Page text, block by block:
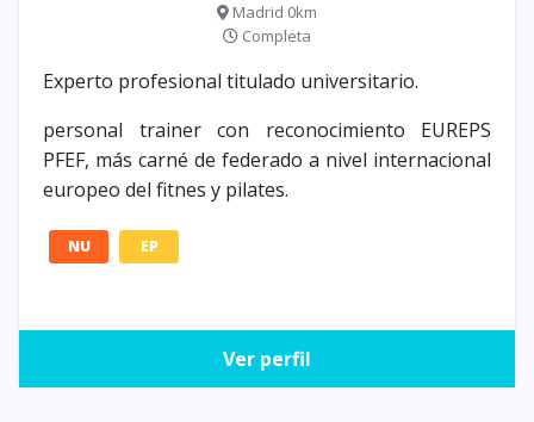
Madrid 0km
Completa
Experto profesional titulado universitario.
personal trainer con reconocimiento EUREPS
PFEF, más carné de federado a nivel internacional
europeo del fitnes y pilates.
NU EP
Ver perfil